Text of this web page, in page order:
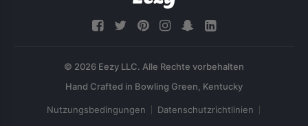
© 2026 Eezy LLC. Alle Rechte vorbehalten
Nutzungsbedingungen Datenschutzrichtlinien